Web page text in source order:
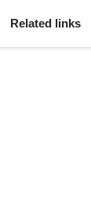
Related links